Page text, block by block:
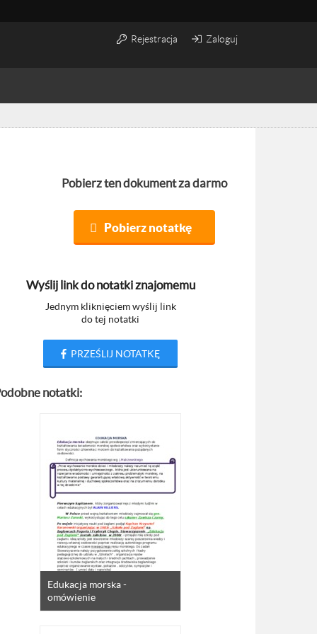
Rejestracja Zaloguj
Pobierz ten dokument za darmo
Pobierz notatkę
Wyślij link do notatki znajomemu
Jednym kliknięciem wyślij link
do tej notatki
PRZEŚLIJ NOTATKĘ
notatki:
Edukacja morska -
omówienie